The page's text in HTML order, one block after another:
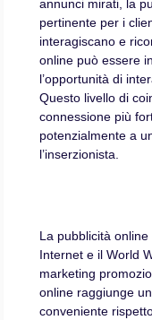
annunci mirati, la
pertinente per i
interagiscano e
online può essere
l’opportunità di
Questo livello di
connessione più
potenzialmente a
l’inserzionista.
La pubblicità
Internet e il World
marketing
online raggiunge
conveniente